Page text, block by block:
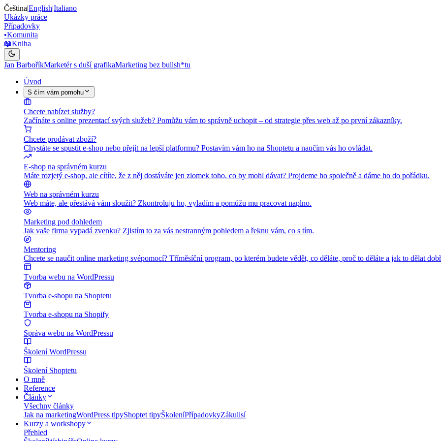
Čeština|English|Italiano
Ukázky práce
Případovky
•Komunita
📖Kniha
Jan BarboříkMarketér s duší grafikaMarketing bez bullsh*tu
Úvod
S čím vám pomohu
Chcete nabízet služby?
Začínáte s online prezentací svých služeb? Pomůžu vám to správně uchopit – od strategie přes web až po první zákazníky.
Chcete prodávat zboží?
Chystáte se spustit e-shop nebo přejít na lepší platformu? Postavím vám ho na Shoptetu a naučím vás ho ovládat.
E-shop na správném kurzu
Máte rozjetý e-shop, ale cítíte, že z něj dostáváte jen zlomek toho, co by mohl dávat? Projdeme ho společně a dáme ho do pořádku.
Web na správném kurzu
Web máte, ale přestává vám sloužit? Zkontroluju ho, vyladím a pomůžu mu pracovat naplno.
Marketing pod dohledem
Jak vaše firma vypadá zvenku? Zjistím to za vás nestranným pohledem a řeknu vám, co s tím.
Mentoring
Chcete se naučit online marketing svépomocí? Tříměsíční program, po kterém budete vědět, co děláte, proč to děláte a jak to dělat
Tvorba webu na WordPressu
Tvorba e-shopu na Shoptetu
Tvorba e-shopu na Shopify
Správa webu na WordPressu
Školení WordPressu
Školení Shoptetu
O mně
Reference
Články
Všechny články
Jak na marketingWordPress tipyShoptet tipyŠkoleníPřípadovkyZákulisí
Kurzy a workshopy
Přehled